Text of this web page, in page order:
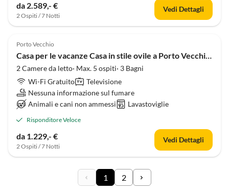
da 2.589,- €
2 Ospiti / 7 Notti
Vedi Dettagli
Porto Vecchio
Casa per le vacanze Casa in stile ovile a Porto Vecchio con piscina
2 Camere da letto· Max. 5 ospiti· 3 Bagni
Wi-Fi Gratuito
Televisione
Nessuna informazione sul fumare
Animali e cani non ammessi
Lavastoviglie
Risponditore Veloce
da 1.229,- €
2 Ospiti / 7 Notti
Vedi Dettagli
1 2